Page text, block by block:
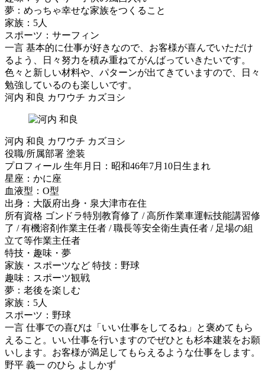
夢：めっちゃ幸せな家族をつくること
家族：5人
スポーツ：サーフィン
一言 基本的に仕事が好きなので、お客様が喜んでいただけ
るよう、日々努力を積み重ねてがんばっていきたいです。
色々と新しい材料や、パターンが出てきていますので、日々
勉強しているのも楽しいです。
河内 和良 カワウチ カズヨシ
河内 和良 カワウチ カズヨシ
役職/所属部署 塗装
プロフィール 生年月日：昭和46年7月10日生まれ
星座：かに座
血液型：O型
出身：大阪府出身・泉大津市在住
所有資格 ゴンドラ特別教育修了 / 高所作業車運転技能講習修
了 / 有機溶剤作業主任者 / 職長等安全衛生責任者 / 足場の組
立て等作業主任者
特技・趣味・夢
家族・スポーツなど 特技：野球
趣味：スポーツ観戦
夢：老後を楽しむ
家族：5人
スポーツ：野球
一言 仕事での喜びは「いい仕事をしてるね」と褒めてもら
えること。いい仕事を行いますのでぜひとも杉本建装をお願
いします。お客様が満足してもらえるような仕事をします。
野平 義一 のひら よしかず